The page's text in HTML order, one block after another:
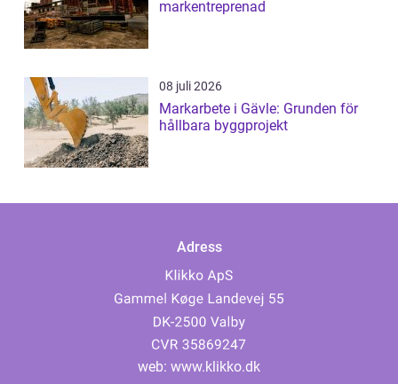
markentreprenad
08 juli 2026
Markarbete i Gävle: Grunden för
hållbara byggprojekt
Adress
web: www.klikko.dk